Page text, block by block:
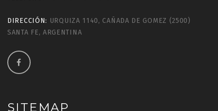
DIRECCIÓN: URQUIZA 1140, CAÑADA DE GOMEZ (2500)
SANTA FE, ARGENTINA
SITEMAP